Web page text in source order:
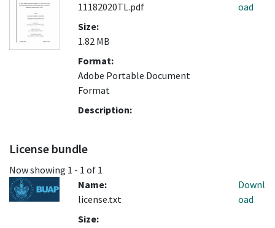
11182020TL.pdf
Size:
1.82 MB
Format:
Adobe Portable Document
Format
Description:
oad
License bundle
Now showing 1 - 1 of 1
Name:
license.txt
Size:
Downl
oad